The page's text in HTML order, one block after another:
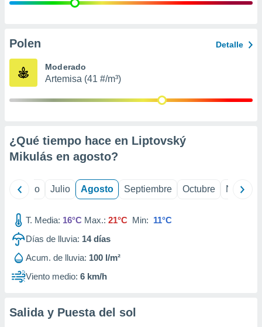
e
publicidad
Polen Detalle
Moderado
Artemisa (41 #/m³)
¿Qué tiempo hace en Liptovský
Mikulás en agosto?
Junio Julio Agosto Septiembre Octubre
T. Media: 16°C Max.: 21°C Min: 11°C
Días de lluvia: 14días
Acum. de lluvia: 100 l/m²
Viento medio: 6 km/h
Salida y Puesta del sol